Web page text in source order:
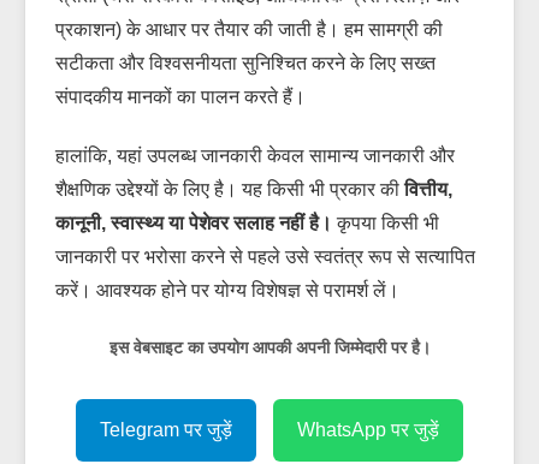
प्रकाशन) के आधार पर तैयार की जाती है। हम सामग्री की
सटीकता और विश्वसनीयता सुनिश्चित करने के लिए सख्त
संपादकीय मानकों का पालन करते हैं।
हालांकि, यहां उपलब्ध जानकारी केवल सामान्य जानकारी और
शैक्षणिक उद्देश्यों के लिए है। यह किसी भी प्रकार कीवित्तीय,
कानूनी, स्वास्थ्य या पेशेवर सलाह नहीं है। कृपया किसी भी
जानकारी पर भरोसा करने से पहले उसे स्वतंत्र रूप से सत्यापित
करें। आवश्यक होने पर योग्य विशेषज्ञ से परामर्श लें।
इस वेबसाइट का उपयोग आपकी अपनी जिम्मेदारी पर है।
Telegram पर जुड़ें WhatsApp पर जुड़ें